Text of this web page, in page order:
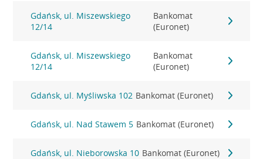
Gdańsk, ul. Miszewskiego
12/14
Bankomat
(Euronet)
Gdańsk, ul. Miszewskiego
12/14
Bankomat
(Euronet)
Gdańsk, ul. Myśliwska 102 Bankomat (Euronet)
Gdańsk, ul. Nad Stawem 5 Bankomat (Euronet)
Gdańsk, ul. Nieborowska 10 Bankomat (Euronet)